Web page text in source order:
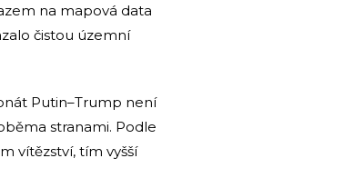
na mapová data
čistou územní
Putin–Trump není
stranami. Podle
vítězství, tím vyšší